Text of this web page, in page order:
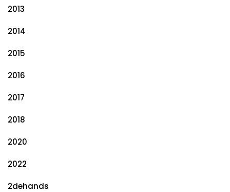
2013
2014
2015
2016
2017
2018
2020
2022
2dehands